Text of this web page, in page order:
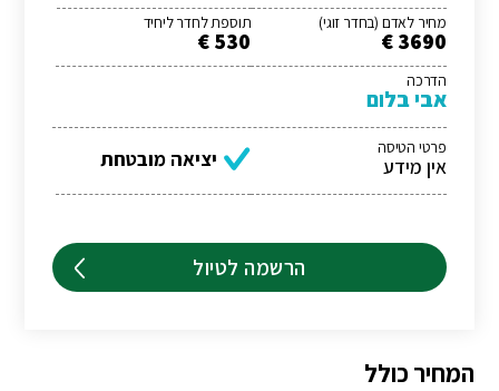
מחיר לאדם (בחדר זוגי)
3690 €
תוספת לחדר ליחיד
530 €
הדרכה
אבי בלום
פרטי הטיסה
אין מידע יציאה מובטחת
הרשמה לטיול
המחיר כולל